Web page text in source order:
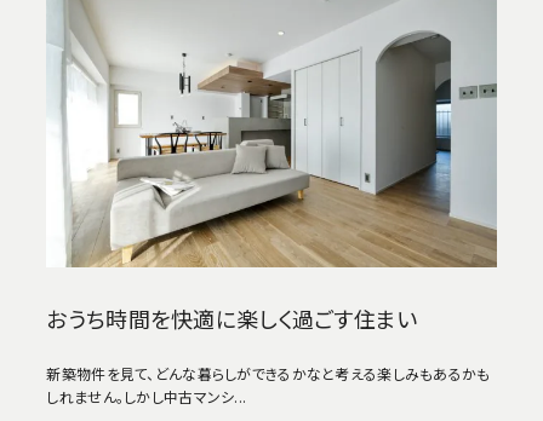
おうち時間を快適に楽しく過ごす住まい
新築物件を見て、どんな暮らしができるかなと考える楽しみもあるかも
しれません。しかし中古マンシ...